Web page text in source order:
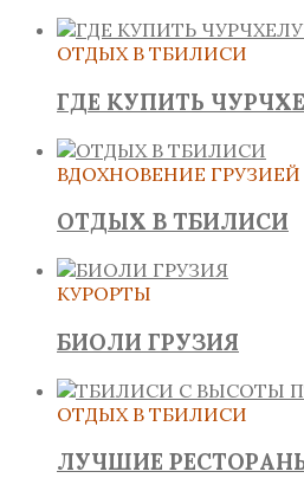
ОТДЫХ В ТБИЛИСИ
ГДЕ КУПИТЬ
ВДОХНОВЕНИЕ ГРУЗИЕЙ
ОТДЫХ В ТБИЛИСИ
КУРОРТЫ
БИОЛИ ГРУЗИЯ
ОТДЫХ В ТБИЛИСИ
ЛУЧШИЕ